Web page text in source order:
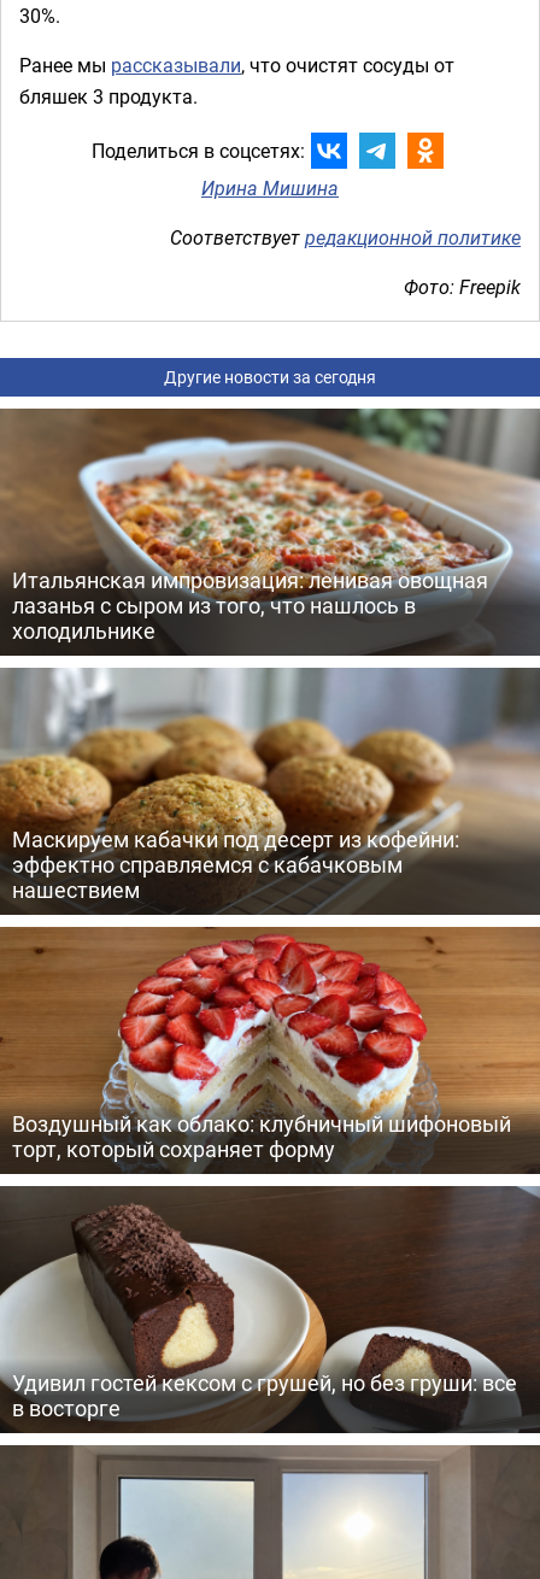
30%.
Ранее мы рассказывали, что очистят сосуды от
бляшек 3 продукта.
Поделиться в соцсетях:
Ирина Мишина
Соответствуетредакционной политике
Фото: Freepik
Другие новости за сегодня
Итальянская импровизация: ленивая овощная
лазанья с сыром из того, что нашлось в
холодильнике
Маскируем кабачки под десерт из кофейни:
эффектно справляемся с кабачковым
нашествием
Воздушный как облако: клубничный шифоновый
торт, который сохраняет форму
Удивил гостей кексом с грушей, но без груши: все
в восторге